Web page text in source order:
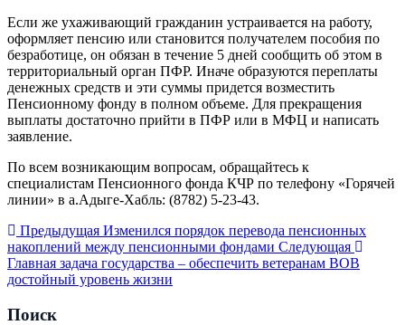
Если же ухаживающий гражданин устраивается на работу,
оформляет пенсию или становится получателем пособия по
безработице, он обязан в течение 5 дней сообщить об этом в
территориальный орган ПФР. Иначе образуются переплаты
денежных средств и эти суммы придется возместить
Пенсионному фонду в полном объеме. Для прекращения
выплаты достаточно прийти в ПФР или в МФЦ и написать
заявление.
По всем возникающим вопросам, обращайтесь к
специалистам Пенсионного фонда КЧР по телефону «Горячей
линии» в а.Адыге-Хабль: (8782) 5-23-43.
Предыдущая Изменился порядок перевода пенсионных
накоплений между пенсионными фондами Следующая
Главная задача государства – обеспечить ветеранам ВОВ
достойный уровень жизни
Поиск